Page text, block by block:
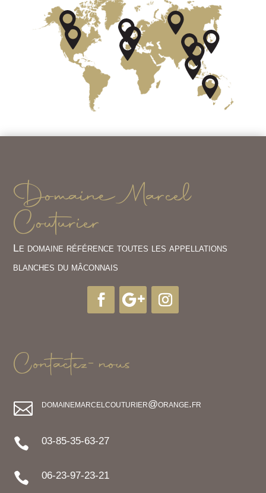
Domaine Marcel
Couturier
Le domaine référence toutes les appellations
blanches du mâconnais
Contactez-nous
 domainemarcelcouturier@orange.fr
 03-85-35-63-27
 06-23-97-23-21